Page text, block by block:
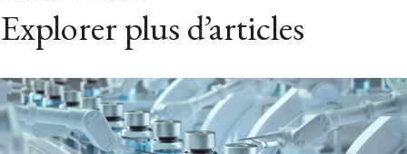
Explorer plus d’articles